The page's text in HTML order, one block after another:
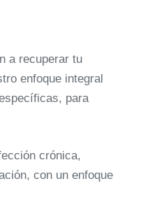
a recuperar tu
enfoque integral
para
crónica,
con un enfoque